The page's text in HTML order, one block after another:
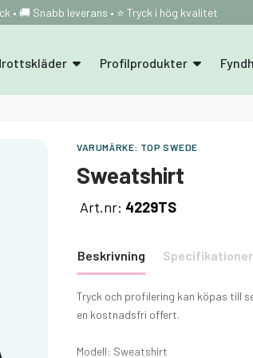
• 🚚 Snabb leverans • ⭐ Tryck i hög kvalitet
Profilprodukter
VARUMÄRKE: TOP SWEDE
Sweatshirt
Art.nr: 4229TS
Beskrivning Specifikationer
Tryck och profilering kan köpas till
en kostnadsfri offert.
Modell: Sweatshirt